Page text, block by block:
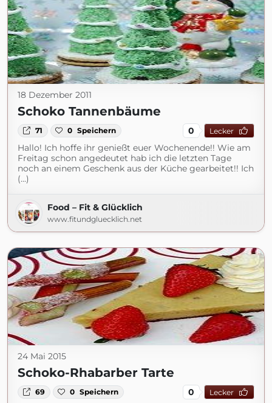
18 Dezember 2011
Schoko Tannenbäume
71 0 Speichern 0 Lecker
Hallo! Ich hoffe ihr genießt euer Wochenende!! Wie am
Freitag schon angedeutet hab ich die letzten Tage
noch an einem Geschenk aus der Küche gearbeitet!! Ich
(...)
Food – Fit & Glücklich
www.fitundgluecklich.net
24 Mai 2015
Schoko-Rhabarber Tarte
69 0 Speichern 0 Lecker